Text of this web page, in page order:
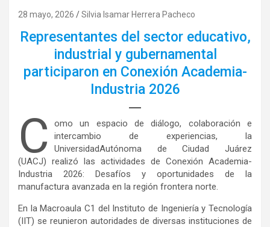
28 mayo, 2026 Silvia Isamar Herrera Pacheco
Representantes del sector educativo,
industrial y gubernamental
participaron en Conexión Academia-
Industria 2026
C
omo un espacio de diálogo, colaboración e
intercambio de experiencias, la
UniversidadAutónoma de Ciudad Juárez
(UACJ) realizó las actividades de Conexión Academia-
Industria 2026: Desafíos y oportunidades de la
manufactura avanzada en la región frontera norte.
En la Macroaula C1 del Instituto de Ingeniería y Tecnología
(IIT) se reunieron autoridades de diversas instituciones de